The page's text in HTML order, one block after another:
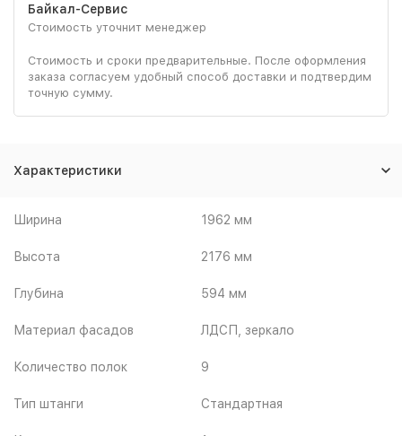
Байкал-Сервис
Стоимость уточнит менеджер
Стоимость и сроки предварительные. После оформления
заказа согласуем удобный способ доставки и подтвердим
точную сумму.
Характеристики
Ширина 1962 мм
Высота 2176 мм
Глубина 594 мм
Материал фасадов ЛДСП, зеркало
Количество полок 9
Тип штанги Стандартная